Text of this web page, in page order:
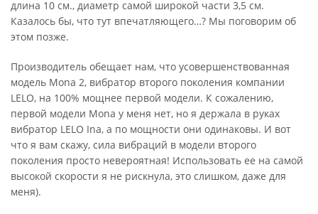
длина 10 см., диаметр самой широкой части 3,5 см.
Казалось бы, что тут впечатляющего…? Мы поговорим об
этом позже.
Производитель обещает нам, что усовершенствованная
модель Mona 2, вибратор второго поколения компании
LELO, на 100% мощнее первой модели. К сожалению,
первой модели Mona у меня нет, но я держала в руках
вибратор LELO Ina, а по мощности они одинаковы. И вот
что я вам скажу, сила вибраций в модели второго
поколения просто невероятная! Использовать ее на самой
высокой скорости я не рискнула, это слишком, даже для
меня).